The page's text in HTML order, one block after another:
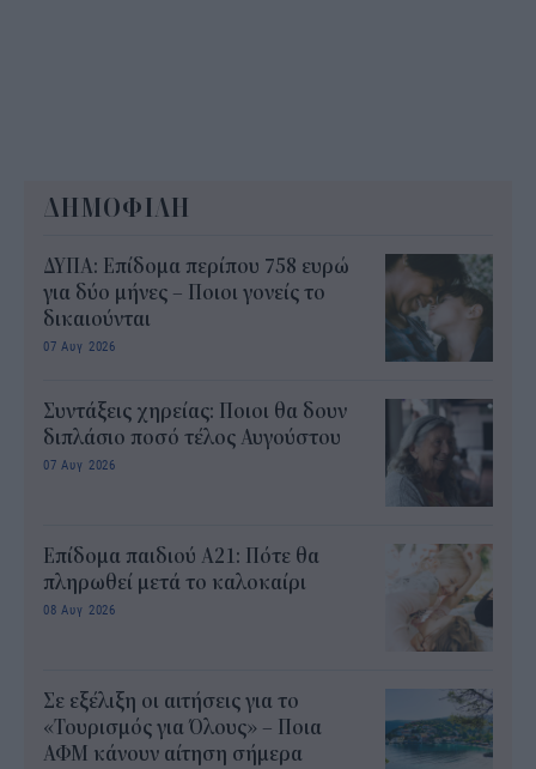
ΔΗΜΟΦΙΛΗ
ΔΥΠΑ: Επίδομα περίπου 758 ευρώ
για δύο μήνες – Ποιοι γονείς το
δικαιούνται
07 Αυγ 2026
Συντάξεις χηρείας: Ποιοι θα δουν
διπλάσιο ποσό τέλος Αυγούστου
07 Αυγ 2026
Επίδομα παιδιού Α21: Πότε θα
πληρωθεί μετά το καλοκαίρι
08 Αυγ 2026
Σε εξέλιξη οι αιτήσεις για το
«Τουρισμός για Όλους» – Ποια
ΑΦΜ κάνουν αίτηση σήμερα